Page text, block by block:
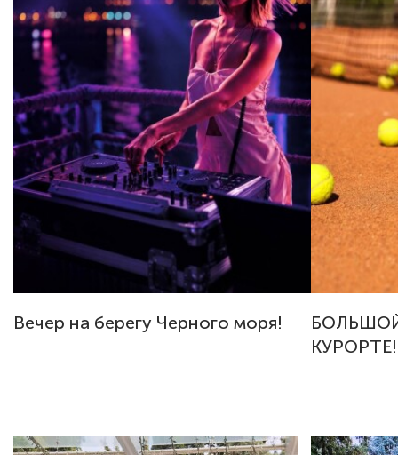
Вечер на берегу Черного моря!
КУРОРТЕ!